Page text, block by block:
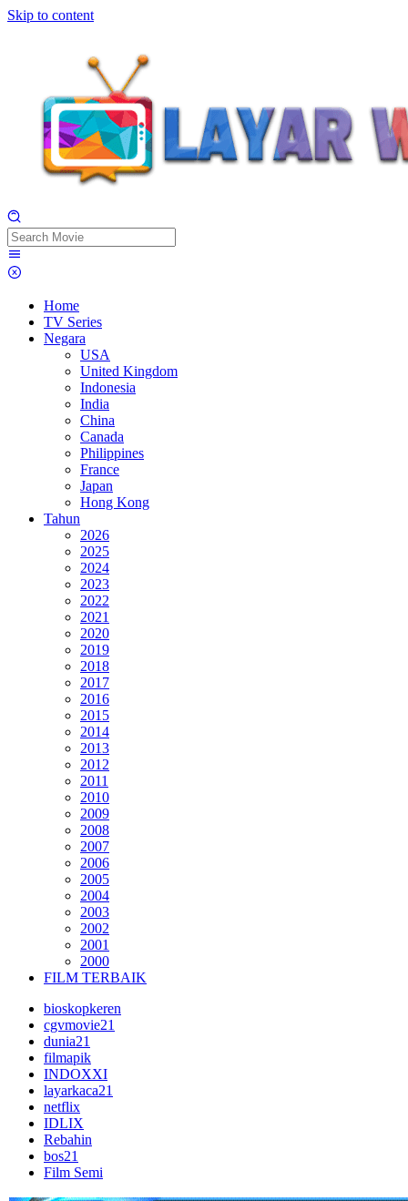
Skip to content
Home
TV Series
Negara
USA
United Kingdom
Indonesia
India
China
Canada
Philippines
France
Japan
Hong Kong
Tahun
2026
2025
2024
2023
2022
2021
2020
2019
2018
2017
2016
2015
2014
2013
2012
2011
2010
2009
2008
2007
2006
2005
2004
2003
2002
2001
2000
FILM TERBAIK
bioskopkeren
cgvmovie21
dunia21
filmapik
INDOXXI
layarkaca21
netflix
IDLIX
Rebahin
bos21
Film Semi